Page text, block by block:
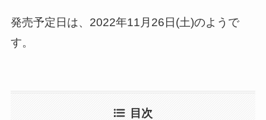
発売予定日は、2022年11月26日(土)のようで
す。
目次